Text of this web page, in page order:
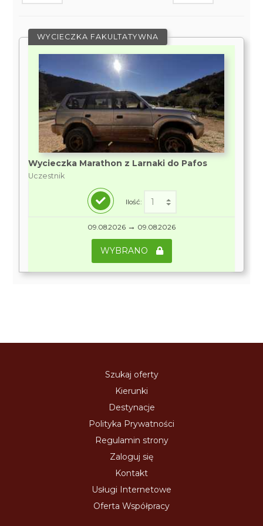
WYCIECZKA FAKULTATYWNA
Wycieczka Marathon z Larnaki do Pafos
Uczestnik
Ilość:
09.08.2026 → 09.08.2026
WYBRANO
Szukaj oferty
Kierunki
Destynacje
Polityka Prywatności
Regulamin strony
Zaloguj się
Kontakt
Usługi Internetowe
Oferta Współpracy